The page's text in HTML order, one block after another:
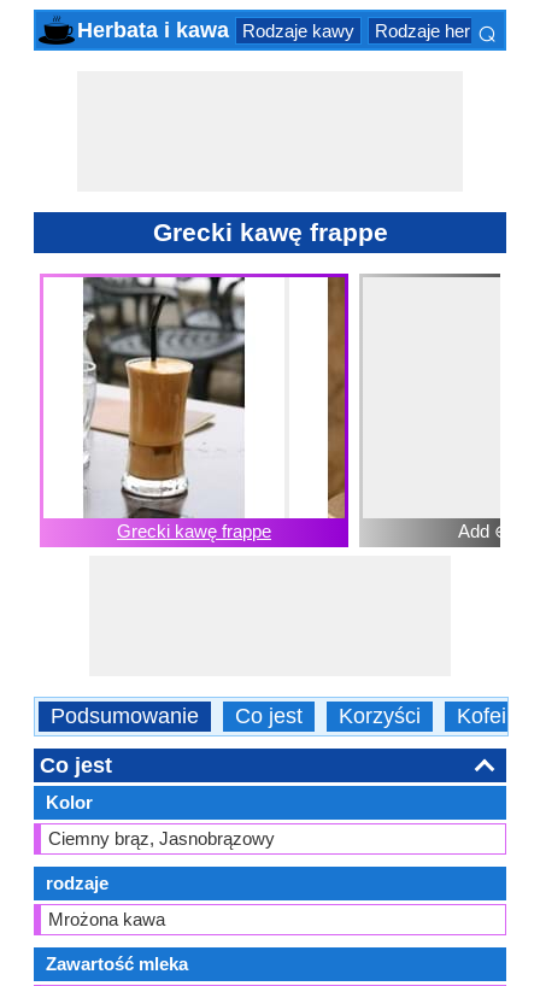
Herbata i kawa Rodzaje kawy Rodzaje herbaty
⌕
Grecki kawę frappe
Grecki kawę frappe Add ⊕
Podsumowanie Co jest Korzyści Kofeina
Co jest
Kolor
Ciemny brąz, Jasnobrązowy
rodzaje
Mrożona kawa
Zawartość mleka